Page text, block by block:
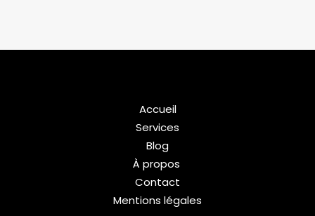
Accueil
Services
Blog
À propos
Contact
Mentions légales